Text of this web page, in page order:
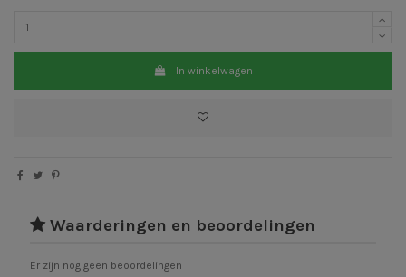
In winkelwagen
Waarderingen en beoordelingen
Er zijn nog geen beoordelingen